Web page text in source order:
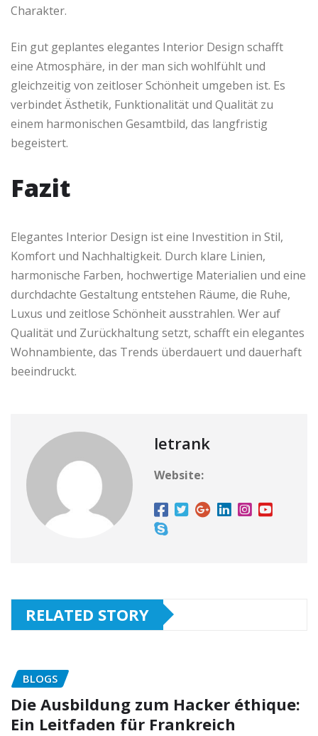
Charakter.
Ein gut geplantes elegantes Interior Design schafft
eine Atmosphäre, in der man sich wohlfühlt und
gleichzeitig von zeitloser Schönheit umgeben ist. Es
verbindet Ästhetik, Funktionalität und Qualität zu
einem harmonischen Gesamtbild, das langfristig
begeistert.
Fazit
Elegantes Interior Design ist eine Investition in Stil,
Komfort und Nachhaltigkeit. Durch klare Linien,
harmonische Farben, hochwertige Materialien und eine
durchdachte Gestaltung entstehen Räume, die Ruhe,
Luxus und zeitlose Schönheit ausstrahlen. Wer auf
Qualität und Zurückhaltung setzt, schafft ein elegantes
Wohnambiente, das Trends überdauert und dauerhaft
beeindruckt.
letrank
Website:
RELATED STORY
BLOGS
Die Ausbildung zum Hacker éthique:
Ein Leitfaden für Frankreich